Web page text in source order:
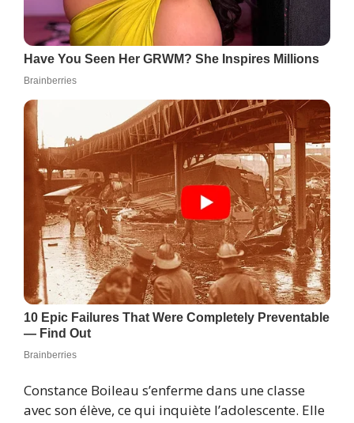
Constance Boileau s’enferme dans une classe
avec son élève, ce qui inquiète l’adolescente. Elle